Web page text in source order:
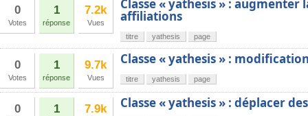
0
Votes
1
réponse
7.2k
Vues
Classe « yathesis » :
affiliations
titre yathesis page
0
Votes
1
réponse
9.7k
Vues
Classe « yathesis » :
titre yathesis page
0 1 7.9k Classe « yathesis » : déplacer